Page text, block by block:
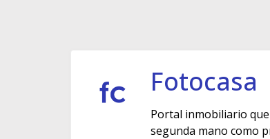
Fotocasa
Portal inmobiliario
segunda mano como